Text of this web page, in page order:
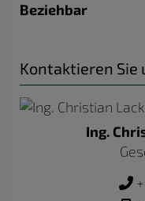
Beziehbar
Kontaktieren Sie
Ing.